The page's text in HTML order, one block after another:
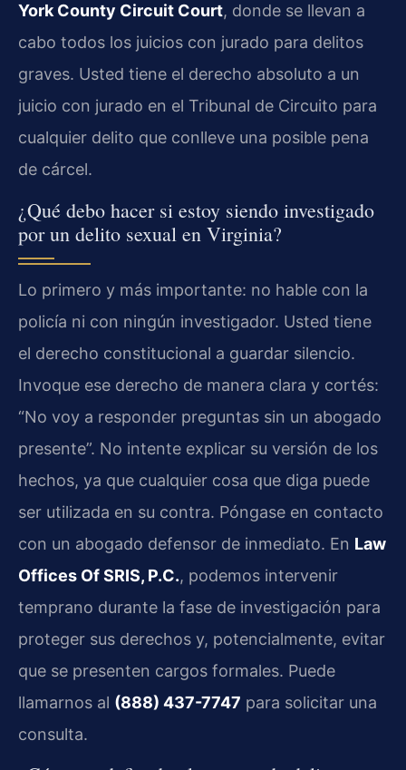
York County Circuit Court, donde se llevan a
cabo todos los juicios con jurado para delitos
graves. Usted tiene el derecho absoluto a un
juicio con jurado en el Tribunal de Circuito para
cualquier delito que conlleve una posible pena
de cárcel.
¿Qué debo hacer si estoy siendo investigado
por un delito sexual en Virginia?
Lo primero y más importante: no hable con la
policía ni con ningún investigador. Usted tiene
el derecho constitucional a guardar silencio.
Invoque ese derecho de manera clara y cortés:
“No voy a responder preguntas sin un abogado
presente”. No intente explicar su versión de los
hechos, ya que cualquier cosa que diga puede
ser utilizada en su contra. Póngase en contacto
con un abogado defensor de inmediato. En Law
Offices Of SRIS, P.C., podemos intervenir
temprano durante la fase de investigación para
proteger sus derechos y, potencialmente, evitar
que se presenten cargos formales. Puede
llamarnos al (888) 437-7747 para solicitar una
consulta.